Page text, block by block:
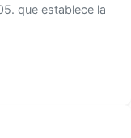
que establece la